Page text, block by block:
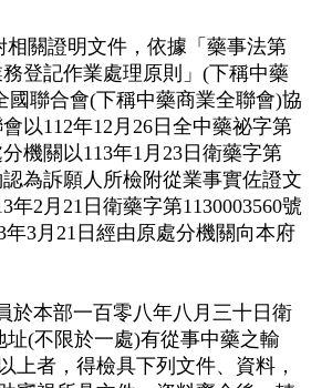
相關證明文件，依據「藥事法第
登記作業處理原則」(下稱中藥
聯合會(下稱中藥商業全聯會)協
以112年12月26日全中藥祕字第
機關以113年1月23日衛藥字第
為訴願人所檢附從業事實佐證文
2月21日衛藥字第1130003560號
3月21日經由原處分機關向本府
於本部一百零八年八月三十日衛
(不限於一處)有從事中藥之輸
上者，得檢具下列文件、資料，